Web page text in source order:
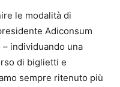
le modalità di
Adiconsum
individuando una
di biglietti e
sempre ritenuto più